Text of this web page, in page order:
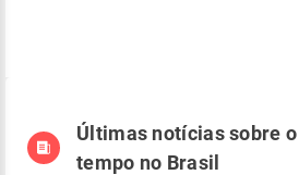
Últimas notícias sobre
tempo no Brasil